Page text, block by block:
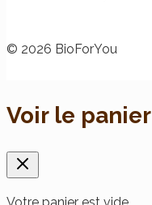
© 2026 BioForYou
Voir le panier